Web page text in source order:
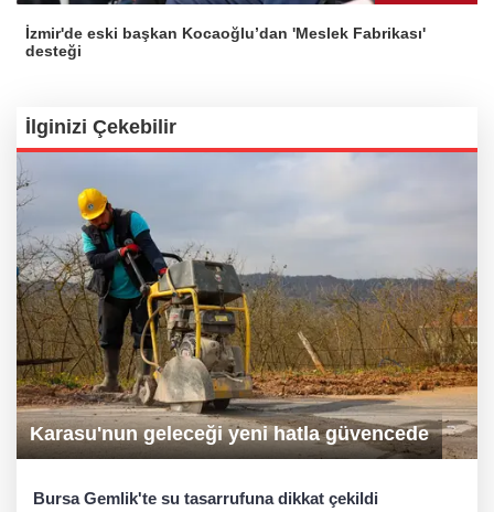
İzmir'de eski başkan Kocaoğlu’dan 'Meslek Fabrikası'
desteği
İlginizi Çekebilir
Karasu'nun geleceği yeni hatla güvencede
Bursa Gemlik'te su tasarrufuna dikkat çekildi